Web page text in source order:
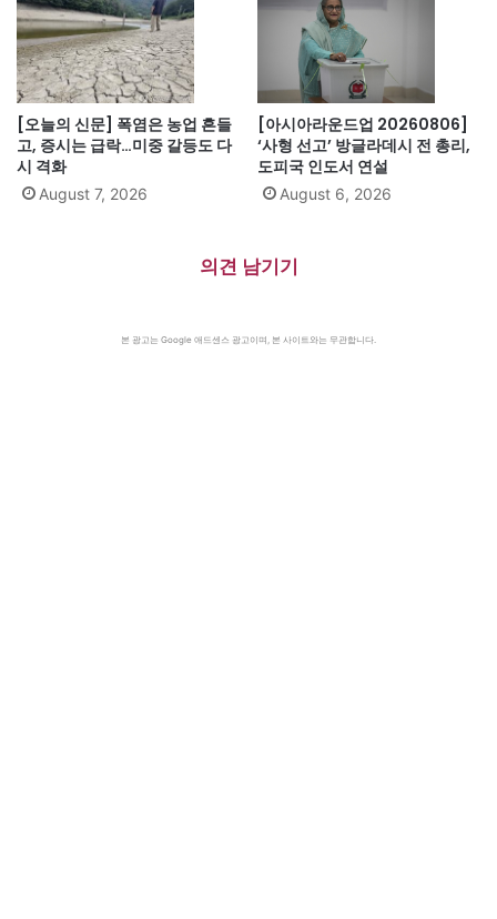
[오늘의 신문] 폭염은 농업 흔들
고, 증시는 급락…미중 갈등도 다
시 격화
August 7, 2026
[아시아라운드업 20260806]
‘사형 선고’ 방글라데시 전 총리,
도피국 인도서 연설
August 6, 2026
의견 남기기
본 광고는 Google 애드센스 광고이며, 본 사이트와는 무관합니다.